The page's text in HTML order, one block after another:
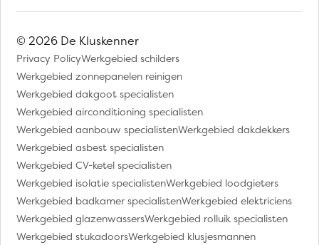
© 2026 De Kluskenner
Privacy PolicyWerkgebied schilders
Werkgebied zonnepanelen reinigen
Werkgebied dakgoot specialisten
Werkgebied airconditioning specialisten
Werkgebied aanbouw specialistenWerkgebied dakdekkers
Werkgebied asbest specialisten
Werkgebied CV-ketel specialisten
Werkgebied isolatie specialistenWerkgebied loodgieters
Werkgebied badkamer specialistenWerkgebied elektriciens
Werkgebied glazenwassersWerkgebied rolluik specialisten
Werkgebied stukadoorsWerkgebied klusjesmannen